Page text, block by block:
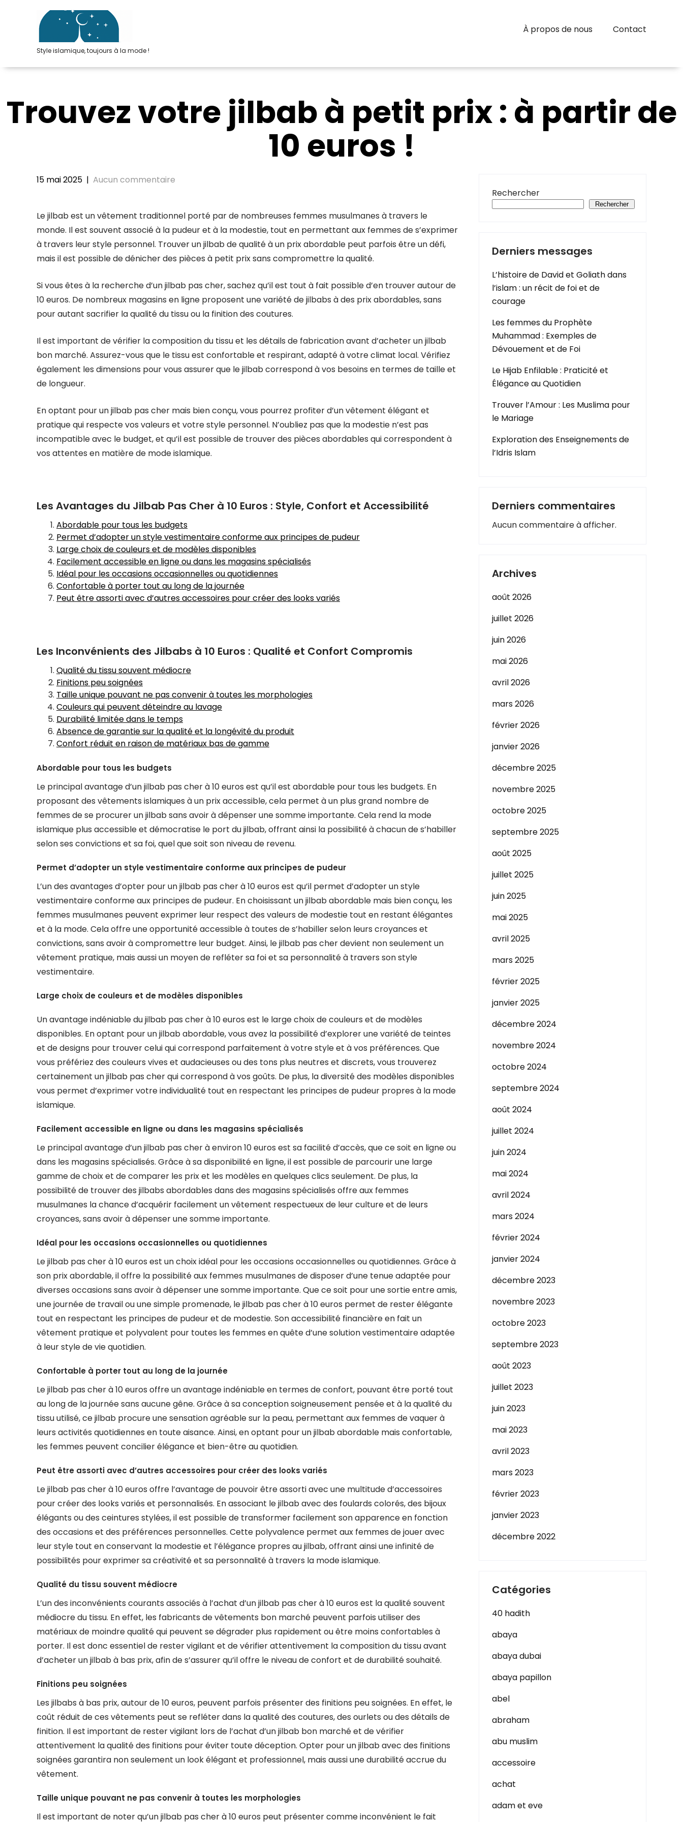
Style islamique, toujours à la mode !
À propos de nous Contact
Trouvez votre jilbab à petit prix : à partir de
10 euros !
15 mai 2025 | Aucun commentaire
Le jilbab est un vêtement traditionnel porté par de nombreuses femmes musulmanes à travers le
monde. Il est souvent associé à la pudeur et à la modestie, tout en permettant aux femmes de s’exprimer
à travers leur style personnel. Trouver un jilbab de qualité à un prix abordable peut parfois être un défi,
mais il est possible de dénicher des pièces à petit prix sans compromettre la qualité.
Si vous êtes à la recherche d’un jilbab pas cher, sachez qu’il est tout à fait possible d’en trouver autour de
10 euros. De nombreux magasins en ligne proposent une variété de jilbabs à des prix abordables, sans
pour autant sacrifier la qualité du tissu ou la finition des coutures.
Il est important de vérifier la composition du tissu et les détails de fabrication avant d’acheter un jilbab
bon marché. Assurez-vous que le tissu est confortable et respirant, adapté à votre climat local. Vérifiez
également les dimensions pour vous assurer que le jilbab correspond à vos besoins en termes de taille et
de longueur.
En optant pour un jilbab pas cher mais bien conçu, vous pourrez profiter d’un vêtement élégant et
pratique qui respecte vos valeurs et votre style personnel. N’oubliez pas que la modestie n’est pas
incompatible avec le budget, et qu’il est possible de trouver des pièces abordables qui correspondent à
vos attentes en matière de mode islamique.
Les Avantages du Jilbab Pas Cher à 10 Euros : Style, Confort et Accessibilité
Abordable pour tous les budgets
Permet d’adopter un style vestimentaire conforme aux principes de pudeur
Large choix de couleurs et de modèles disponibles
Facilement accessible en ligne ou dans les magasins spécialisés
Idéal pour les occasions occasionnelles ou quotidiennes
Confortable à porter tout au long de la journée
Peut être assorti avec d’autres accessoires pour créer des looks variés
Les Inconvénients des Jilbabs à 10 Euros : Qualité et Confort Compromis
Qualité du tissu souvent médiocre
Finitions peu soignées
Taille unique pouvant ne pas convenir à toutes les morphologies
Couleurs qui peuvent déteindre au lavage
Durabilité limitée dans le temps
Absence de garantie sur la qualité et la longévité du produit
Confort réduit en raison de matériaux bas de gamme
Abordable pour tous les budgets
Le principal avantage d’un jilbab pas cher à 10 euros est qu’il est abordable pour tous les budgets. En
proposant des vêtements islamiques à un prix accessible, cela permet à un plus grand nombre de
femmes de se procurer un jilbab sans avoir à dépenser une somme importante. Cela rend la mode
islamique plus accessible et démocratise le port du jilbab, offrant ainsi la possibilité à chacun de s’habiller
selon ses convictions et sa foi, quel que soit son niveau de revenu.
Permet d’adopter un style vestimentaire conforme aux principes de pudeur
L’un des avantages d’opter pour un jilbab pas cher à 10 euros est qu’il permet d’adopter un style
vestimentaire conforme aux principes de pudeur. En choisissant un jilbab abordable mais bien conçu, les
femmes musulmanes peuvent exprimer leur respect des valeurs de modestie tout en restant élégantes
et à la mode. Cela offre une opportunité accessible à toutes de s’habiller selon leurs croyances et
convictions, sans avoir à compromettre leur budget. Ainsi, le jilbab pas cher devient non seulement un
vêtement pratique, mais aussi un moyen de refléter sa foi et sa personnalité à travers son style
vestimentaire.
Large choix de couleurs et de modèles disponibles
Un avantage indéniable du jilbab pas cher à 10 euros est le large choix de couleurs et de modèles
disponibles. En optant pour un jilbab abordable, vous avez la possibilité d’explorer une variété de teintes
et de designs pour trouver celui qui correspond parfaitement à votre style et à vos préférences. Que
vous préfériez des couleurs vives et audacieuses ou des tons plus neutres et discrets, vous trouverez
certainement un jilbab pas cher qui correspond à vos goûts. De plus, la diversité des modèles disponibles
vous permet d’exprimer votre individualité tout en respectant les principes de pudeur propres à la mode
islamique.
Facilement accessible en ligne ou dans les magasins spécialisés
Le principal avantage d’un jilbab pas cher à environ 10 euros est sa facilité d’accès, que ce soit en ligne ou
dans les magasins spécialisés. Grâce à sa disponibilité en ligne, il est possible de parcourir une large
gamme de choix et de comparer les prix et les modèles en quelques clics seulement. De plus, la
possibilité de trouver des jilbabs abordables dans des magasins spécialisés offre aux femmes
musulmanes la chance d’acquérir facilement un vêtement respectueux de leur culture et de leurs
croyances, sans avoir à dépenser une somme importante.
Idéal pour les occasions occasionnelles ou quotidiennes
Le jilbab pas cher à 10 euros est un choix idéal pour les occasions occasionnelles ou quotidiennes. Grâce à
son prix abordable, il offre la possibilité aux femmes musulmanes de disposer d’une tenue adaptée pour
diverses occasions sans avoir à dépenser une somme importante. Que ce soit pour une sortie entre amis,
une journée de travail ou une simple promenade, le jilbab pas cher à 10 euros permet de rester élégante
tout en respectant les principes de pudeur et de modestie. Son accessibilité financière en fait un
vêtement pratique et polyvalent pour toutes les femmes en quête d’une solution vestimentaire adaptée
à leur style de vie quotidien.
Confortable à porter tout au long de la journée
Le jilbab pas cher à 10 euros offre un avantage indéniable en termes de confort, pouvant être porté tout
au long de la journée sans aucune gêne. Grâce à sa conception soigneusement pensée et à la qualité du
tissu utilisé, ce jilbab procure une sensation agréable sur la peau, permettant aux femmes de vaquer à
leurs activités quotidiennes en toute aisance. Ainsi, en optant pour un jilbab abordable mais confortable,
les femmes peuvent concilier élégance et bien-être au quotidien.
Peut être assorti avec d’autres accessoires pour créer des looks variés
Le jilbab pas cher à 10 euros offre l’avantage de pouvoir être assorti avec une multitude d’accessoires
pour créer des looks variés et personnalisés. En associant le jilbab avec des foulards colorés, des bijoux
élégants ou des ceintures stylées, il est possible de transformer facilement son apparence en fonction
des occasions et des préférences personnelles. Cette polyvalence permet aux femmes de jouer avec
leur style tout en conservant la modestie et l’élégance propres au jilbab, offrant ainsi une infinité de
possibilités pour exprimer sa créativité et sa personnalité à travers la mode islamique.
Qualité du tissu souvent médiocre
L’un des inconvénients courants associés à l’achat d’un jilbab pas cher à 10 euros est la qualité souvent
médiocre du tissu. En effet, les fabricants de vêtements bon marché peuvent parfois utiliser des
matériaux de moindre qualité qui peuvent se dégrader plus rapidement ou être moins confortables à
porter. Il est donc essentiel de rester vigilant et de vérifier attentivement la composition du tissu avant
d’acheter un jilbab à bas prix, afin de s’assurer qu’il offre le niveau de confort et de durabilité souhaité.
Finitions peu soignées
Les jilbabs à bas prix, autour de 10 euros, peuvent parfois présenter des finitions peu soignées. En effet, le
coût réduit de ces vêtements peut se refléter dans la qualité des coutures, des ourlets ou des détails de
finition. Il est important de rester vigilant lors de l’achat d’un jilbab bon marché et de vérifier
attentivement la qualité des finitions pour éviter toute déception. Opter pour un jilbab avec des finitions
soignées garantira non seulement un look élégant et professionnel, mais aussi une durabilité accrue du
vêtement.
Taille unique pouvant ne pas convenir à toutes les morphologies
Il est important de noter qu’un jilbab pas cher à 10 euros peut présenter comme inconvénient le fait
Rechercher
Rechercher
Derniers messages
L’histoire de David et Goliath dans
l’islam : un récit de foi et de
courage
Les femmes du Prophète
Muhammad : Exemples de
Dévouement et de Foi
Le Hijab Enfilable : Praticité et
Élégance au Quotidien
Trouver l’Amour : Les Muslima pour
le Mariage
Exploration des Enseignements de
l’Idris Islam
Derniers commentaires
Aucun commentaire à afficher.
Archives
août 2026
juillet 2026
juin 2026
mai 2026
avril 2026
mars 2026
février 2026
janvier 2026
décembre 2025
novembre 2025
octobre 2025
septembre 2025
août 2025
juillet 2025
juin 2025
mai 2025
avril 2025
mars 2025
février 2025
janvier 2025
décembre 2024
novembre 2024
octobre 2024
septembre 2024
août 2024
juillet 2024
juin 2024
mai 2024
avril 2024
mars 2024
février 2024
janvier 2024
décembre 2023
novembre 2023
octobre 2023
septembre 2023
août 2023
juillet 2023
juin 2023
mai 2023
avril 2023
mars 2023
février 2023
janvier 2023
décembre 2022
Catégories
40 hadith
abaya
abaya dubai
abaya papillon
abel
abraham
abu muslim
accessoire
achat
adam et eve